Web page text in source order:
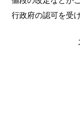
行政府の認可を受